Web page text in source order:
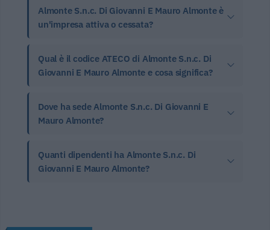
Almonte S.n.c. Di Giovanni E Mauro Almonte è
un'impresa attiva o cessata?
Qual è il codice ATECO di Almonte S.n.c. Di
Giovanni E Mauro Almonte e cosa significa?
Dove ha sede Almonte S.n.c. Di Giovanni E
Mauro Almonte?
Quanti dipendenti ha Almonte S.n.c. Di
Giovanni E Mauro Almonte?